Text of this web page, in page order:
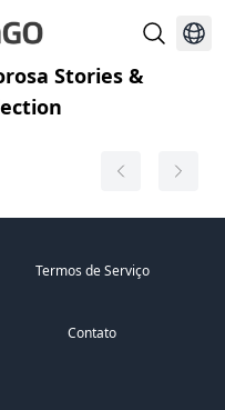
Stories &
Termos de Serviço
Contato